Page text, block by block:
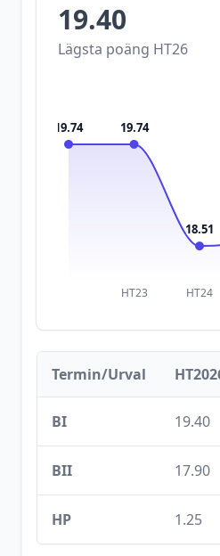
19.40
Lägsta poäng HT26
HT23 HT24
19.74 19.74
18.51
Termin/Urval
BI 19.40
BII 17.90
HP 1.25